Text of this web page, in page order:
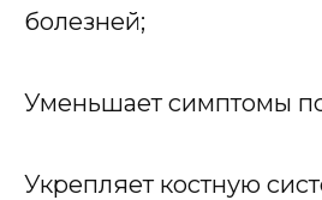
болезней;
Уменьшает симптомы
Укрепляет костную